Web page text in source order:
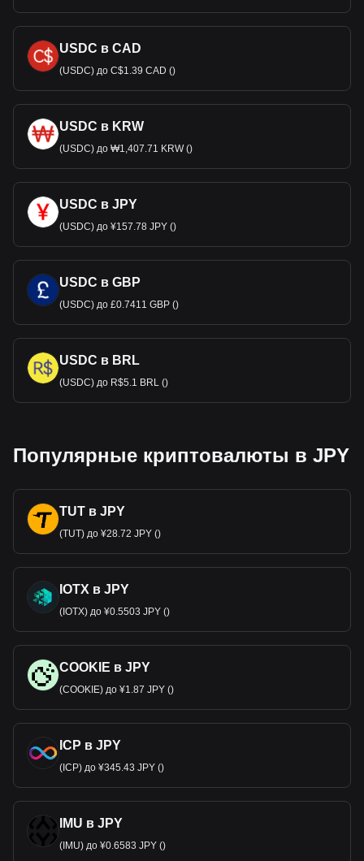
USDC в CAD
(USDC) до C$1.39 CAD ()
USDC в KRW
(USDC) до ₩1,407.71 KRW ()
USDC в JPY
(USDC) до ¥157.78 JPY ()
USDC в GBP
(USDC) до £0.7411 GBP ()
USDC в BRL
(USDC) до R$5.1 BRL ()
Популярные криптовалюты в JPY
TUT в JPY
(TUT) до ¥28.72 JPY ()
IOTX в JPY
(IOTX) до ¥0.5503 JPY ()
COOKIE в JPY
(COOKIE) до ¥1.87 JPY ()
ICP в JPY
(ICP) до ¥345.43 JPY ()
IMU в JPY
(IMU) до ¥0.6583 JPY ()